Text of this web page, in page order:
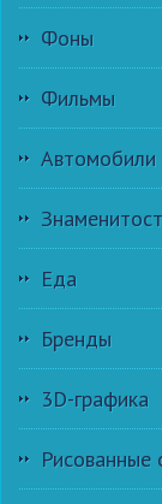
Фоны
Фильмы
Автомобили
Еда
Бренды
3D-графика
Рисованные